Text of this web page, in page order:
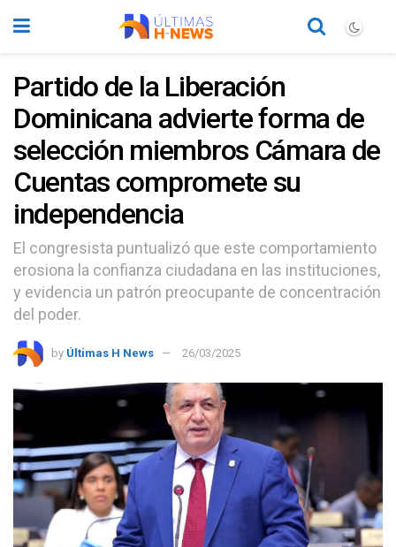
Partido de la Liberación
Dominicana advierte forma de
selección miembros Cámara de
Cuentas compromete su
independencia
El congresista puntualizó que este comportamiento
erosiona la confianza ciudadana en las instituciones,
y evidencia un patrón preocupante de concentración
del poder.
by Últimas H News 26/03/2025